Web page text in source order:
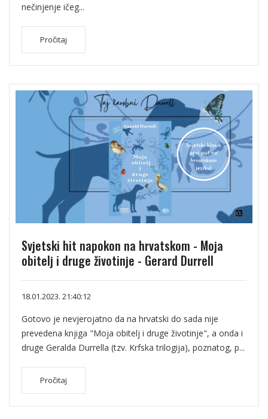
nečinjenje ičeg...
Pročitaj
Svjetski hit napokon na hrvatskom - Moja
obitelj i druge životinje - Gerard Durrell
18.01.2023. 21:40:12
Gotovo je nevjerojatno da na hrvatski do sada nije
prevedena knjiga "Moja obitelj i druge životinje", a onda i
druge Geralda Durrella (tzv. Krfska trilogija), poznatog, p...
Pročitaj